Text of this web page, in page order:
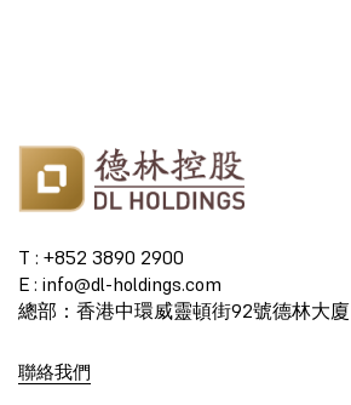
T : +852 3890 2900
E : info@dl-holdings.com
總部：香港中環威靈頓街92號德林大廈
聯絡我們